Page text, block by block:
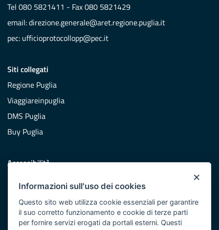
×
Informazioni sull'uso dei cookies
Questo sito web utilizza cookie essenziali per garantire
il suo corretto funzionamento e cookie di terze parti
per fornire servizi erogati da portali esterni. Questi
Tel 080 5821411 - Fax 080 5821429
email:direzione.generale@aret.regione.puglia.it
pec: ufficioprotocollopp@pec.it
Siti collegati
Regione Puglia
Viaggiareinpuglia
DMS Puglia
Buy Puglia
Accessibilità
Redazione
Responsabili pubblicazione